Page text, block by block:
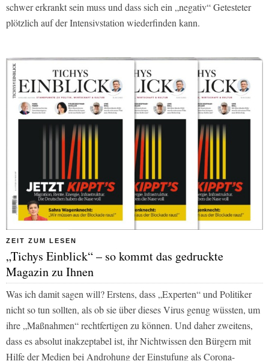
schwer erkrankt sein muss und dass sich ein „negativ“ Getesteter
plötzlich auf der Intensivstation wiederfinden kann.
ZEIT ZUM LESEN
„Tichys Einblick“ – so kommt das gedruckte
Magazin zu Ihnen
Was ich damit sagen will? Erstens, dass „Experten“ und Politiker
nicht so tun sollten, als ob sie über dieses Virus genug wüssten, um
ihre „Maßnahmen“ rechtfertigen zu können. Und daher zweitens,
dass es absolut inakzeptabel ist, ihr Nichtwissen den Bürgern mit
Hilfe der Medien bei Androhung der Einstufung als Corona-